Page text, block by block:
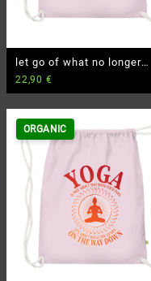
let go of what no longer
serves you – Premium Bio
22,90 €
ORGANIC